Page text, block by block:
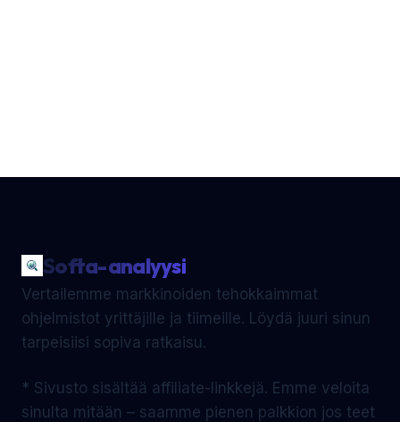
Softa-analyysi
Vertailemme markkinoiden tehokkaimmat
ohjelmistot yrittäjille ja tiimeille. Löydä juuri sinun
tarpeisiisi sopiva ratkaisu.
* Sivusto sisältää affiliate-linkkejä. Emme veloita
sinulta mitään – saamme pienen palkkion jos teet